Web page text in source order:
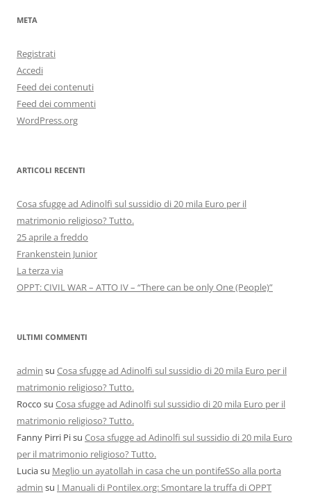
META
Registrati
Accedi
Feed dei contenuti
Feed dei commenti
WordPress.org
ARTICOLI RECENTI
Cosa sfugge ad Adinolfi sul sussidio di 20 mila Euro per il
matrimonio religioso? Tutto.
25 aprile a freddo
Frankenstein Junior
La terza via
OPPT: CIVIL WAR – ATTO IV – “There can be only One (People)”
ULTIMI COMMENTI
admin su Cosa sfugge ad Adinolfi sul sussidio di 20 mila Euro per il
matrimonio religioso? Tutto.
Rocco su Cosa sfugge ad Adinolfi sul sussidio di 20 mila Euro per il
matrimonio religioso? Tutto.
Fanny Pirri Pisu Cosa sfugge ad Adinolfi sul sussidio di 20 mila Euro
per il matrimonio religioso? Tutto.
Luciasu Meglio un ayatollah in casa che un pontifeSSo alla porta
admin su I Manuali di Pontilex.org: Smontare la truffa di OPPT